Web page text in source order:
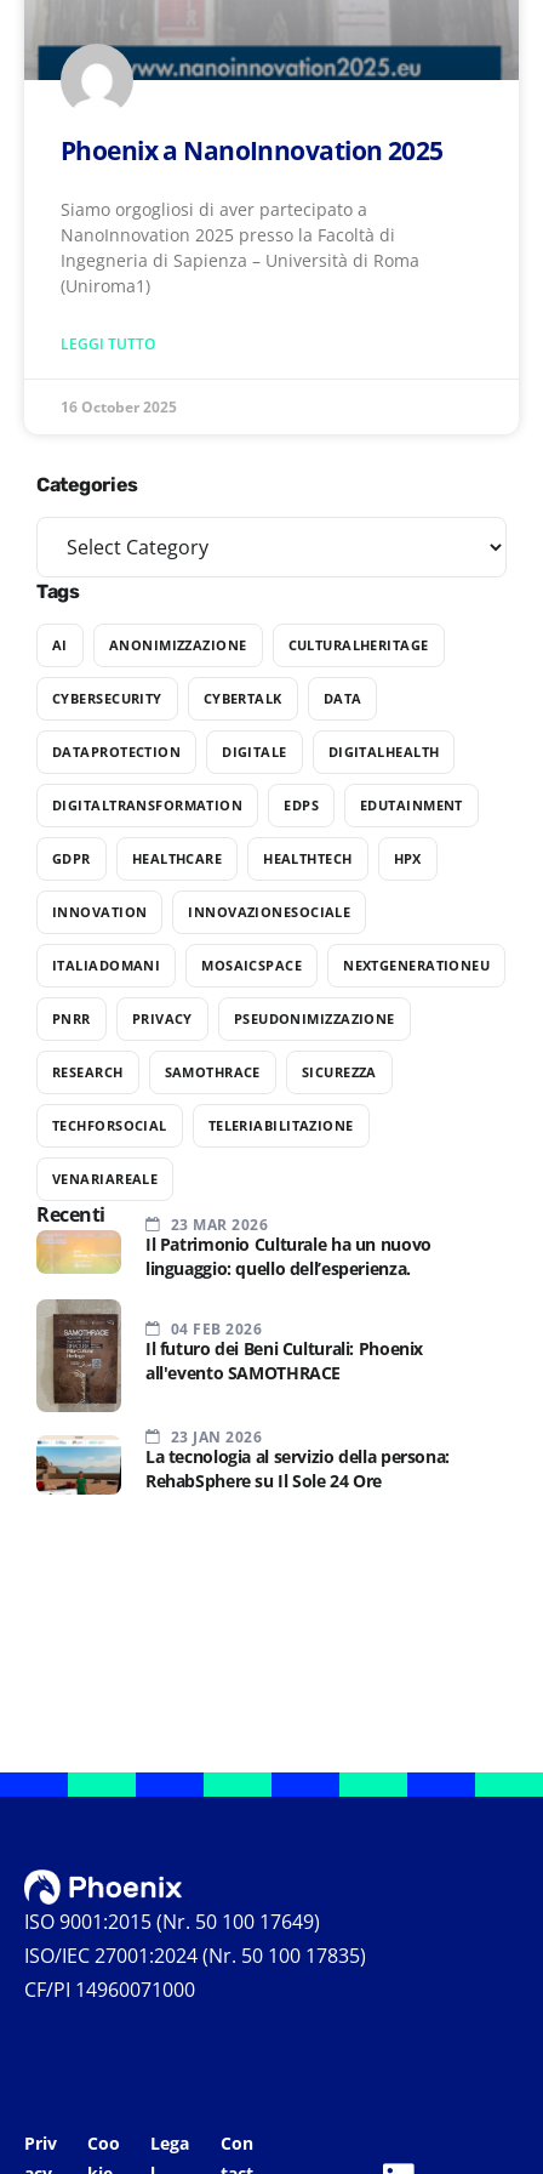
Phoenix a NanoInnovation 2025
Siamo orgogliosi di aver partecipato a
NanoInnovation 2025 presso la Facoltà di
Ingegneria di Sapienza – Università di Roma
(Uniroma1)
LEGGI TUTTO
16 October 2025
Categories
Tags
AI ANONIMIZZAZIONE CULTURALHERITAGE
CYBERSECURITY CYBERTALK DATA
DATAPROTECTION DIGITALE DIGITALHEALTH
DIGITALTRANSFORMATION EDPS EDUTAINMENT
GDPR HEALTHCARE HEALTHTECH HPX
INNOVATION INNOVAZIONESOCIALE
ITALIADOMANI MOSAICSPACE NEXTGENERATIONEU
PNRR PRIVACY PSEUDONIMIZZAZIONE
RESEARCH SAMOTHRACE SICUREZZA
TECHFORSOCIAL TELERIABILITAZIONE
VENARIAREALE
Recenti 23 MAR 2026
Il Patrimonio Culturale ha un nuovo
linguaggio: quello dell’esperienza.
04 FEB 2026
Il futuro dei Beni Culturali: Phoenix
all'evento SAMOTHRACE
23 JAN 2026
La tecnologia al servizio della persona:
RehabSphere su Il Sole 24 Ore
ISO 9001:2015 (Nr. 50 100 17649)
ISO/IEC 27001:2024 (Nr. 50 100 17835)
CF/PI 14960071000
Priv
Coo
Lega
Con